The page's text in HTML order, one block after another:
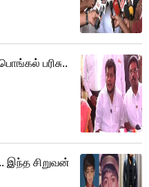
பரிசு..
இந்த சிறுவன்